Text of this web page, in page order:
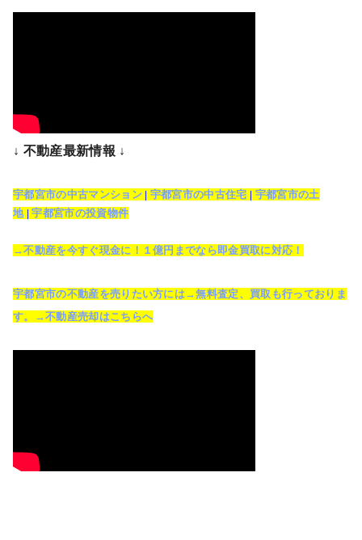
↓ 不動産最新情報 ↓
宇都宮市の中古マンション| 宇都宮市の中古住宅 | 宇都宮市の土
地|宇都宮市の投資物件
→不動産を今すぐ現金に！１億円までなら即金買取に対応！
宇都宮市の不動産を売りたい方には→無料査定、買取も行っておりま
す。→不動産売却はこちらへ